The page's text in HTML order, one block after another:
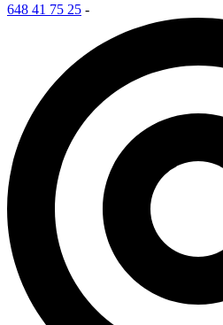
648 41 75 25 -